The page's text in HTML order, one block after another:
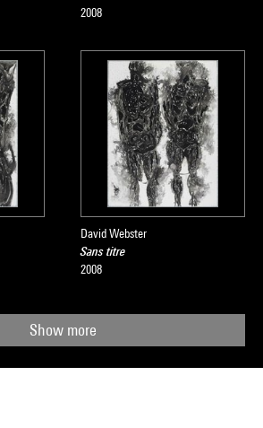
2008
David Webster
Sans titre
2008
Show more